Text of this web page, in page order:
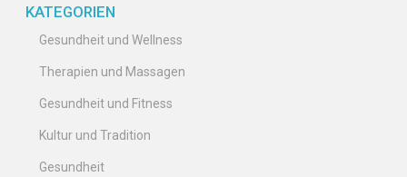
KATEGORIEN
Gesundheit und Wellness
Therapien und Massagen
Gesundheit und Fitness
Kultur und Tradition
Gesundheit